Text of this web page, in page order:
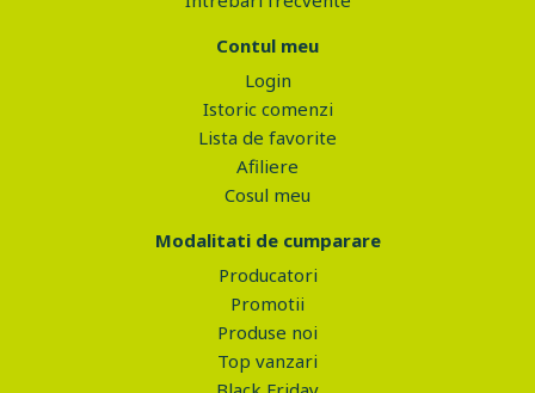
Contul meu
Login
Istoric comenzi
Lista de favorite
Afiliere
Cosul meu
Modalitati de cumparare
Producatori
Promotii
Produse noi
Top vanzari